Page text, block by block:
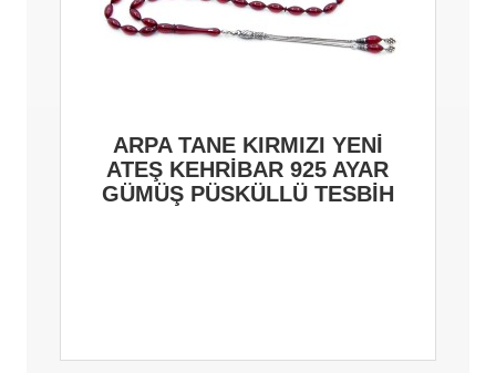
ARPA TANE KIRMIZI YENİ
ATEŞ KEHRİBAR 925 AYAR
GÜMÜŞ PÜSKÜLLÜ TESBİH